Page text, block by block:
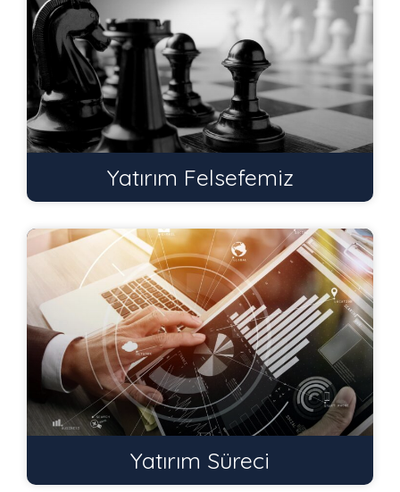
Yatırım Felsefemiz
Yatırım Süreci